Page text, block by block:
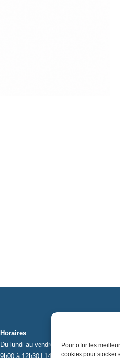
Pour offrir les
cookies pour stocker
Horaires
Du lundi au vendredi
9h00 à 12h30 | 14h00 à 17h00